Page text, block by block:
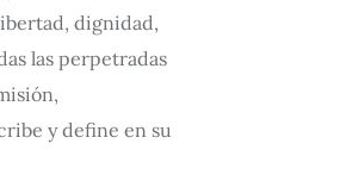
dignidad,
las perpetradas
y define en su